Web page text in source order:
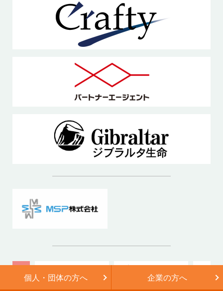
個人・団体の方へ 企業の方へ